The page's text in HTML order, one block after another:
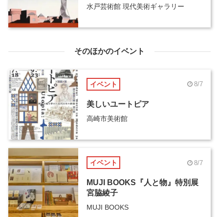
水戸芸術館 現代美術ギャラリー
そのほかのイベント
イベント 8/7
美しいユートピア
高崎市美術館
イベント 8/7
MUJI BOOKS『人と物』特別展
宮脇綾子
MUJI BOOKS